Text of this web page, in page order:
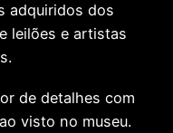
adquiridos dos
leilões e artistas
de detalhes com
visto no museu.